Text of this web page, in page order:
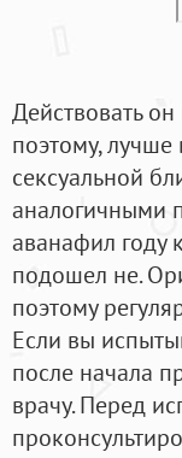
Действовать
поэтому, лучше
сексуальной
аналогичными
аванафил году
подошел не.
поэтому
Если вы
после начала
врачу. Перед